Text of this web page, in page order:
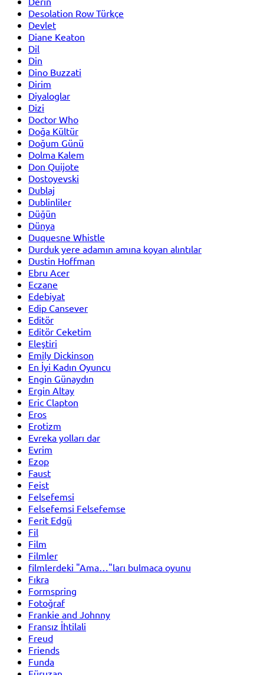
Desolation Row Türkçe
Devlet
Diane Keaton
Dil
Din
Dino Buzzati
Dirim
Diyaloglar
Dizi
Doctor Who
Doğa Kültür
Doğum Günü
Dolma Kalem
Don Quijote
Dostoyevski
Dublaj
Dublinliler
Düğün
Dünya
Duquesne Whistle
Durduk yere adamın amına koyan alıntılar
Dustin Hoffman
Ebru Acer
Eczane
Edebiyat
Edip Cansever
Editör
Editör Ceketim
Eleştiri
Emily Dickinson
En İyi Kadın Oyuncu
Engin Günaydın
Ergin Altay
Eric Clapton
Eros
Erotizm
Evreka yolları dar
Evrim
Ezop
Faust
Feist
Felsefemsi
Felsefemsi Felsefemse
Ferit Edgü
Fil
Film
Filmler
filmlerdeki "Ama…"ları bulmaca oyunu
Fıkra
Formspring
Fotoğraf
Frankie and Johnny
Fransız İhtilali
Freud
Friends
Funda